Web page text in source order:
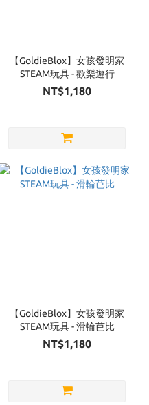
【GoldieBlox】女孩發明家
STEAM玩具 - 歡樂遊行
NT$1,180
【GoldieBlox】女孩發明家
STEAM玩具 - 滑輪芭比
NT$1,180